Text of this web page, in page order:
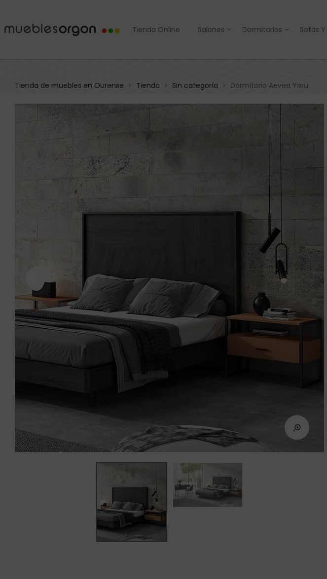
Tienda Online Salones Dormitorios Sofás
Tienda de muebles en Ourense > Tienda > Sin categoría > Dormitorio Aevea Yoru